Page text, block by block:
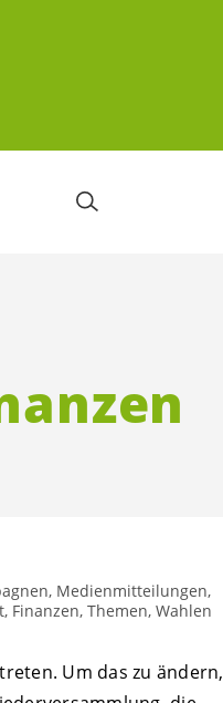
Medienmitteilungen,
Finanzen, Themen, Wahlen
Um das zu ändern,